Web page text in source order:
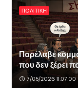
ΠΟΛΙΤΙΚΗ
Παρέλαβε
που δεν ξέρει
7/05/2026 11:07:00